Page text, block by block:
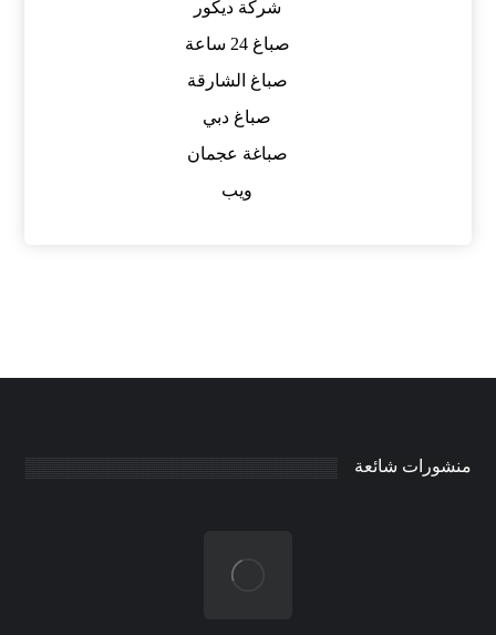
شركة ديكور
صباغ 24 ساعة
صباغ الشارقة
صباغ دبي
صباغة عجمان
ويب
منشورات شائعة